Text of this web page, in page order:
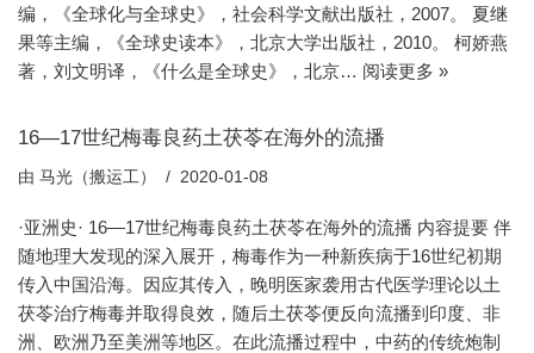
编，《全球化与全球史》，社会科学文献出版社，2007。 夏继
果等主编，《全球史读本》，北京大学出版社，2010。 柯娇燕
著，刘文明译，《什么是全球史》，北京… 阅读更多 »
16—17世纪梅毒良药土茯苓在海外的流播
由 马光（搬运工） 2020-01-08
·亚洲史· 16—17世纪梅毒良药土茯苓在海外的流播 内容提要 伴
随地理大发现的深入展开，梅毒作为一种新疾病于16世纪初期
传入中国沿海。因应其传入，晚明医家袭用古代医学理论以土
茯苓治疗梅毒并取得良效，随后土茯苓便反向流播到印度、非
洲、欧洲乃至美洲等地区。在此流播过程中，中药的传统炮制